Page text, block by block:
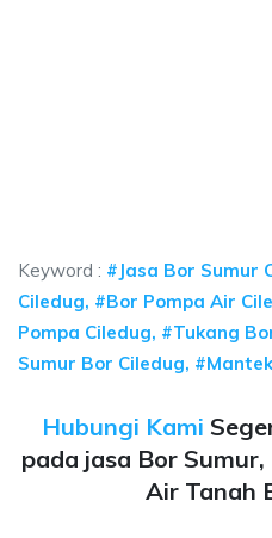
Keyword : #Jasa Bor Sumur
Ciledug, #Bor Pompa Air
Pompa Ciledug, #Tukang
Sumur Bor Ciledug,
Hubungi Kami
pada jasa Bor
Air Tanah